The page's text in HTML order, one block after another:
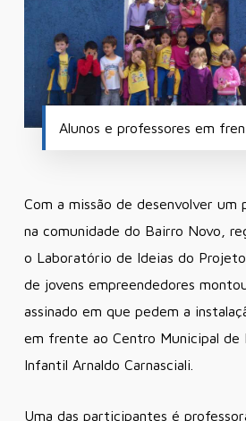
Alunos e professores em
Com a missão de desenvolver
na comunidade do Bairro Novo,
o Laboratório de Ideias do
de jovens empreendedores
assinado em que pedem a
em frente ao Centro Municipal de
Infantil Arnaldo Carnasciali.
Uma das participantes é